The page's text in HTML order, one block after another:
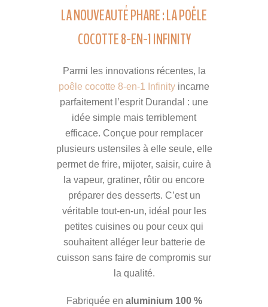
LA NOUVEAUTÉ PHARE : LA POÊLE
COCOTTE 8-EN-1 INFINITY
Parmi les innovations récentes, la
poêle cocotte 8-en-1 Infinity incarne
parfaitement l’esprit Durandal : une
idée simple mais terriblement
efficace. Conçue pour remplacer
plusieurs ustensiles à elle seule, elle
permet de frire, mijoter, saisir, cuire à
la vapeur, gratiner, rôtir ou encore
préparer des desserts. C’est un
véritable tout-en-un, idéal pour les
petites cuisines ou pour ceux qui
souhaitent alléger leur batterie de
cuisson sans faire de compromis sur
la qualité.
Fabriquée en aluminium 100 %